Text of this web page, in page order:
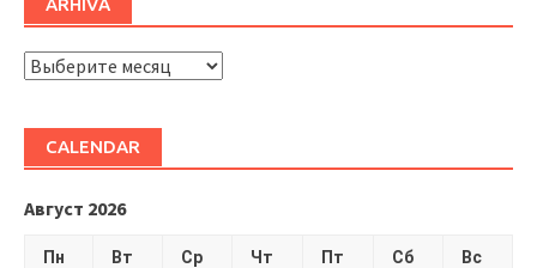
ARHIVĂ
ARHIVĂ
CALENDAR
Август 2026
Пн Вт Ср Чт Пт Сб Вс